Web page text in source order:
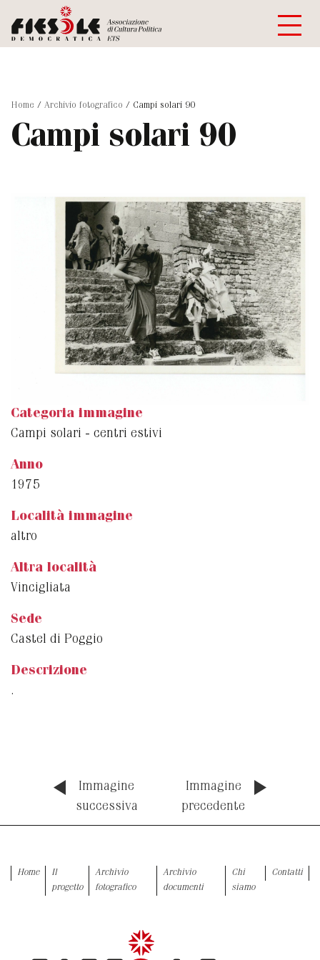
Home / Archivio fotografico / Campi solari 90
Campi solari 90
Categoria immagine
Campi solari - centri estivi
Anno
1975
Località immagine
altro
Altra località
Vincigliata
Sede
Castel di Poggio
Descrizione
.
Immagine
successiva
Immagine
precedente
Home
Il
progetto
Archivio
fotografico
Archivio
documenti
Chi
siamo
Contatti